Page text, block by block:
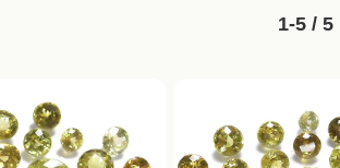
1-5 / 5